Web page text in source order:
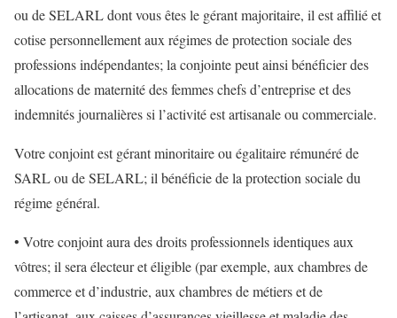
ou de SELARL dont vous êtes le gérant majoritaire, il est affilié et
cotise personnellement aux régimes de protection sociale des
professions indépendantes; la conjointe peut ainsi bénéficier des
allocations de maternité des femmes chefs d’entreprise et des
indemnités journalières si l’activité est artisanale ou commerciale.
Votre conjoint est gérant minoritaire ou égalitaire rémunéré de
SARL ou de SELARL; il bénéficie de la protection sociale du
régime général.
• Votre conjoint aura des droits professionnels identiques aux
vôtres; il sera électeur et éligible (par exemple, aux chambres de
commerce et d’industrie, aux chambres de métiers et de